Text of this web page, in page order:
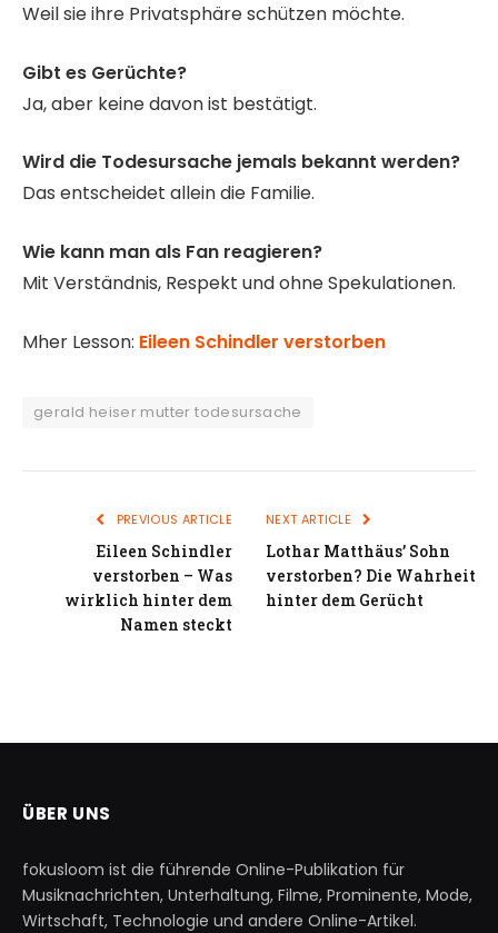
Weil sie ihre Privatsphäre schützen möchte.
Gibt es Gerüchte?
Ja, aber keine davon ist bestätigt.
Wird die Todesursache jemals bekannt werden?
Das entscheidet allein die Familie.
Wie kann man als Fan reagieren?
Mit Verständnis, Respekt und ohne Spekulationen.
Mher Lesson: Eileen Schindler verstorben
gerald heiser mutter todesursache
PREVIOUS ARTICLE
Eileen Schindler
verstorben – Was
wirklich hinter dem
Namen steckt
NEXT ARTICLE
Lothar Matthäus’ Sohn
verstorben? Die Wahrheit
hinter dem Gerücht
ÜBER UNS
fokusloom ist die führende Online-Publikation für
Musiknachrichten, Unterhaltung, Filme, Prominente, Mode,
Wirtschaft, Technologie und andere Online-Artikel.